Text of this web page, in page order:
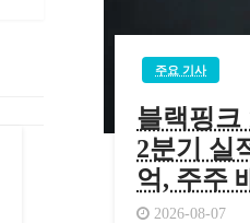
주요 기사
블랙핑크
2분기 실
억, 주주
2026-08-07